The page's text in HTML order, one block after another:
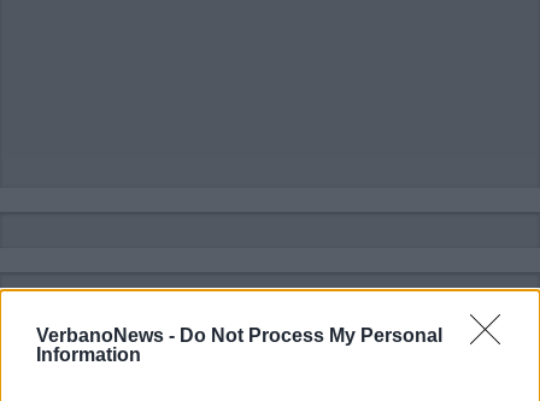
VerbanoNews - Do Not Process My Personal
Information